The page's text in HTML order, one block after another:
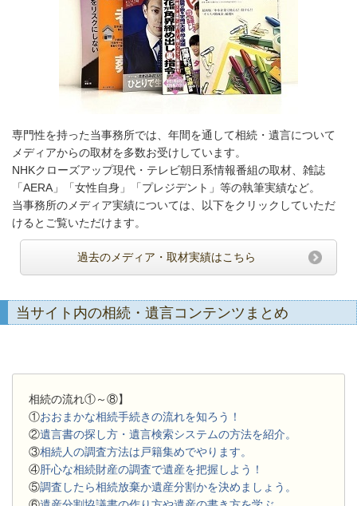
専門性を持った当事務所では、年間を通して相続・遺言について
メディアからの取材を多数お受けしています。
NHKクローズアップ現代・テレビ朝日系情報番組の取材、雑誌
「AERA」「女性自身」「プレジデント」等の執筆実績など。
当事務所のメディア実績については、以下をクリックしていただ
けるとご覧いただけます。
過去のメディア・取材実績はこちら
当サイト内の相続・遺言コンテンツまとめ
相続の流れ①～⑧】
①おおまかな相続手続きの流れを知ろう！
②遺言書の探し方・遺言検索システムの方法を紹介。
③相続人の調査方法は戸籍集めでやります。
④肝心な相続財産の調査で遺産を把握しよう！
⑤調査したら相続放棄か遺産分割かを決めましょう。